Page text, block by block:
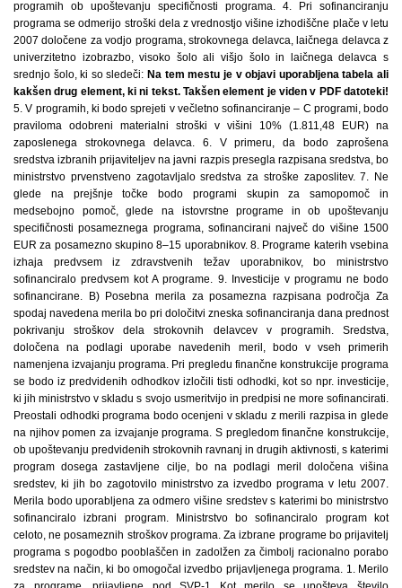
Na tem mestu je v objavi uporabljena tabela ali
kakšen drug element, ki ni tekst. Takšen element je viden v PDF datoteki!
5. V programih, ki bodo sprejeti v večletno sofinanciranje – C programi, bodo praviloma odobreni materialni stroški v višini 10% (1.811,48 EUR) na zaposlenega strokovnega delavca. 6. V primeru, da bodo zaprošena sredstva izbranih prijaviteljev na javni razpis presegla razpisana sredstva, bo ministrstvo prvenstveno zagotavljalo sredstva za stroške zaposlitev. 7. Ne glede na prejšnje točke bodo programi skupin za samopomoč in medsebojno pomoč, glede na istovrstne programe in ob upoštevanju specifičnosti posameznega programa, sofinancirani največ do višine 1500 EUR za posamezno skupino 8–15 uporabnikov. 8. Programe katerih vsebina izhaja predvsem iz zdravstvenih težav uporabnikov, bo ministrstvo sofinanciralo predvsem kot A programe. 9. Investicije v programu ne bodo sofinancirane. B) Posebna merila za posamezna razpisana področja Za spodaj navedena merila bo pri določitvi zneska sofinanciranja dana prednost pokrivanju stroškov dela strokovnih delavcev v programih. Sredstva, določena na podlagi uporabe navedenih meril, bodo v vseh primerih namenjena izvajanju programa. Pri pregledu finančne konstrukcije programa se bodo iz predvidenih odhodkov izločili tisti odhodki, kot so npr. investicije, ki jih ministrstvo v skladu s svojo usmeritvijo in predpisi ne more sofinancirati. Preostali odhodki programa bodo ocenjeni v skladu z merili razpisa in glede na njihov pomen za izvajanje programa. S pregledom finančne konstrukcije, ob upoštevanju predvidenih strokovnih ravnanj in drugih aktivnosti, s katerimi program dosega zastavljene cilje, bo na podlagi meril določena višina sredstev, ki jih bo zagotovilo ministrstvo za izvedbo programa v letu 2007. Merila bodo uporabljena za odmero višine sredstev s katerimi bo ministrstvo sofinanciralo izbrani program. Ministrstvo bo sofinanciralo program kot celoto, ne posameznih stroškov programa. Za izbrane programe bo prijavitelj programa s pogodbo pooblaščen in zadolžen za čimbolj racionalno porabo sredstev na način, ki bo omogočal izvedbo prijavljenega programa. 1. Merilo za programe, prijavljene pod SVP-1 Kot merilo se upošteva število uporabnikov, raznolikost aktivnosti posameznega prijavitelja in nujni materialni stroški, ki so potrebni za izvajanje programa. Za programe zavetišč se upošteva 1 strokovni delavec za 4 do 6 uporabnikov (matere in otroci), pri materinskih domovih pa 1 strokovni delavec na 7 do 12 uporabnikov (matere in otroci). Za materinske domove in za zavetišča za ženske se lahko upošteva tudi prostorske kapacitete v programu in specifičnost programa kot je npr. delovanje programa na več lokacijah. 2. Merilo za programe, prijavljene pod SVP-2 Kot merilo se upošteva število uporabnikov, raznolikost aktivnosti posameznega prijavitelja in nujni materialni stroški, ki so potrebni za izvajanje programa glede na razpoložljiva sredstva. Kot prioritetno merilo upošteva 1 strokovni delavec na stanovanjsko skupino (4–7 uporabnikov). Za programe dnevnih centrov, centrov za svetovanje in zagovorništvo za osebe z dolgotrajnimi težavami v duševnem zdravju in njihove svojce se kot merilo upošteva začetek delovanja programa, število uporabnikov, raznolikost aktivnosti posameznega izvajalca in intenzivnost dela z uporabniki. Za dnevne centre se kot merilo upošteva 1 strokovni delavec za nad 20 uporabnikov in nad 6 ur delovanja dnevnega centra ter povprečna vključenost posameznega uporabnika na dan. Za pisarne za svetovanje in informiranje se kot merilo upošteva 1 strokovni delavec za nad 120 uporabnikov in nad 6 ur delovanja dnevnega centra ter povprečna vključenost posameznega uporabnika na dan. Za centre za druženje ali klubske dejavnosti v ožji lokalni skupnosti se glede na število uporabnikov dodeli 1/4 strokovnega ali 1/4 laičnega delavca za izvedbo programa. Za programe, kjer poteka delo v obliki skupin se upoštevajo merila, ki veljajo za skupine. Za programe, kjer poteka delo v obliki individualnega svetovanja ali zagovorništva se kot merilo upošteva število opravljenih ur svetovanja. 3. Merilo za programe, prijavljene pod SVP-3 Kot merilo se upošteva začetek delovanja programa, število uporabnikov, raznolikost aktivnosti posameznega prijavitelja, obseg dela v programu glede na razpoložljiva sredstva, ki so potrebni za izvajanje programa. Za bivalne skupnosti se kot merilo upošteva število vključenih uporabnikov, število ur sodelovanja strokovnega delavca ali laičnega delavca v programu. Za osebno asistenco se kot merilo upošteva število uporabnikov programa in število ur izvajanja programa osebne asistence. Za programe kjer poteka delo v obliki skupin se upoštevajo merila, ki veljajo za skupine. 4. Merilo za programe, prijavljene pod SVP-4 Kot merilo se upošteva začetek delovanja programa, število uporabnikov, raznovrstnost strokovnih ravnanj in aktivnosti v programu, intenzivnost in strokovnost obravnave ter obseg dela v programu glede na razpoložljiva sredstva. Za programe, ki so namenjeni vzpostavitvi stika z uporabniki drog, spodbujanju razmišljanja uporabnika o njegovem socialnem položaju v zvezi z uživanjem drog, zmanjševanju škodljivih posledic uporabe drog, omogočanju manj tveganega vedenja ter spodbujanju spreminjanja načina življenja – nizkopražne programe, se kot merilo upošteva 1 strokovni delavec na do 20 mesečno vključenih uporabnikov. Za programe, namenjene motivaciji in podpori pri aktivnem reševanju problematike zasvojenosti se kot merilo upošteva najmanj 1/2 strokovnega izvajalca oziroma 1/2 laičnega delavca v programu, ki temelji predvsem na delu laičnih delavcev in največ 2 strokovna izvajalca oziroma 2 laična delavca v programu, ki temelji predvsem na delu laičnih delavcev. Za programe, namenjene spreminjanju in utrjevanju življenja brez drog – visokopražne programe in programe reintegracije se kot merilo upošteva najmanj 1/2 strokovnega izvajalca oziroma 1/2 laičnega delavca, v programu, ki temelji predvsem na delu laičnih delavcev in največ 2 delavca. Za programe, kjer poteka delo v obliki skupin se upoštevajo merila, ki veljajo za skupine. 5. Merilo za programe, prijavljene pod SVP-5 Kot merilo se upošteva začetek delovanja programa, število uporabnikov, raznovrstnost strokovnih ravnanj in aktivnosti v programu, intenzivnost in strokovnost obravnave in obseg dela v programu glede na razpoložljiva sredstva. Za programe, namenjene identifikaciji in delu s posamezniki in skupinami z večjo stopnjo tveganja za razvoj težav, povezanih z uživanjem alkohola ali drugih oblik zasvojenosti se kot merilo upošteva največ 2 delavca. Za programe, kjer poteka delo v obliki skupin se upoštevajo merila, ki veljajo za skupine. 6. Merilo za programe, prijavljene pod SVP-6 Kot merilo se upošteva število uporabnikov, obseg dela, raznolikost aktivnosti posameznega prijavitelja, možnost celodnevnega bivanja s prenočitvijo ter celodnevna obravnava uporabnikov. Za sprejemališča in dnevne centre z dnevno obravnavo se kot merilo upošteva 1 strokovni delavec ali laični delavec nad 30 uporabnikov, vendar največ dva delavca na dnevni center. Za zavetišča s prenočitvenimi kapacitetami se kot merilo upošteva 1 strokovni delavec ali laični delavec nad 12 uporabnikov, oziroma za zavetišča s prenočitvenimi kapacitetami odprtega tipa 1,5 laičnega delavca na 10 uporabnikov. 7. Merilo za programe, prijavljene pod SVP-7 Kot merilo se upošteva 1 strokovni izvajalec s specializacijo na 50.000 prebivalcev. Na območju celotne države bodo predvidoma sofinancirani 3-4 strokovni delavci s specializacijo. 8. Merilo za programe, prijavljene pod SVP-8 Kot merilo se upošteva 1 strokovni izvajalec oziroma 1 laični delavec na 10 uporabnikov, vendar največ 2 delavca. 9. Merilo za programe, prijavljene pod REP-1 Kot merilo se upošteva število uporabnikov, raznolikost aktivnosti posameznega prijavitelja, število klicev, obseg svetovanja in postavljena mreža svetovalnic, ki so potrebne za izvajanje programa. 10. Merilo za programe, prijavljene pod REP-2 Kot merilo se upošteva 1 strokovni izvajalec oziroma 1 laični delavec na 10 uporabnikov, vendar največ 3 delavci. 11. Merilo za programe, prijavljene pod REP-3 Za programe, kjer poteka delo v obliki skupin se upoštevajo merila, ki veljajo za skupine. 12. Merilo za programe, prijavljene pod REP-4 Kot merilo se upoštevajo stroški za delo 1 koordinatorja nad 90 skupin. Za skupino za samopomoč (nad 12 ljudi), ki deluje samostojno v lokalni skupnosti, se odmeri 255,00 EUR. 13. Merilo za programe, prijavljene pod REP-5 Kot merilo se upošteva število uporabnikov in število ur, ko so izvajalci programa na voljo uporabnikom, raznolikost aktivnosti posameznega prijavitelja in nujni materialni stroški, ki so potrebni za izvajanje programa. Pri programih, kjer poteka delo v obliki skupin, se upoštevajo merila, ki veljajo za skupine. 14. Merilo za programe, prijavljene pod REP-6 Kot merilo se upošteva začetek delovanja programa, število uporabnikov, raznolikost aktivnosti posameznega prijavitelja, specifičnost programa, intenzivnost dela z uporabniki in obseg obravnave uporabnika, ki so potrebni za izvajanje programa. Za dnevne centre za mladostnike, ki delujejo kontinuirano nad 5 ur dnevno z nad 50 uporabniki se kot merilo upošteva 1 strokovni delavec. Pri programih, kjer poteka delo v obliki skupin, se upoštevajo merila, ki veljajo za skupine. 15. Merilo za programe, prijavljene pod REP-7 Kot merilo se upošteva število uporabnikov, raznolikost aktivnosti posameznega prijavitelja in nujni materialni stroški, ki so potrebni za izvajanje programa. Pri programih prevozov invalidov se kot merilo za odmero upošteva število uporabnikov programa in število prevoženih kilometrov na leto. 16. Merila za programe, kjer poteka delo v obliki skupin Za programe, kjer poteka delo v obliki skupin, pri katerih gre predvsem za druženje in ohranjanje socialnih aktivnosti se glede na število uporabnikov odmeri 125 EUR do 255 EUR. Za programe, kjer poteka delo v obliki skupin, pri katerih gre predvsem za podporo pri utrjevanju vedenjskih in odnosnih vzorcev glede na število uporabniko